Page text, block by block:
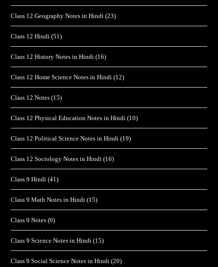
Class 12 Geography Notes in Hindi (23)
Class 12 Hindi (51)
Class 12 History Notes in Hindi (16)
Class 12 Home Science Notes in Hindi (12)
Class 12 Notes (15)
Class 12 Physical Education Notes in Hindi (10)
Class 12 Political Science Notes in Hindi (19)
Class 12 Sociology Notes in Hindi (16)
Class 9 Hindi (41)
Class 9 Math Notes in Hindi (15)
Class 9 Notes (0)
Class 9 Science Notes in Hindi (15)
Class 9 Social Science Notes in Hindi (20)